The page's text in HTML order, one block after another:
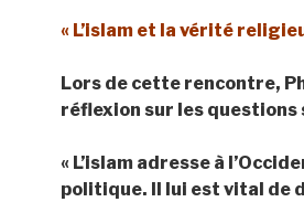
« L’islam et la vérité
Lors de cette rencontre,
réflexion sur les questions
« L’islam adresse à
politique. Il lui est vital de